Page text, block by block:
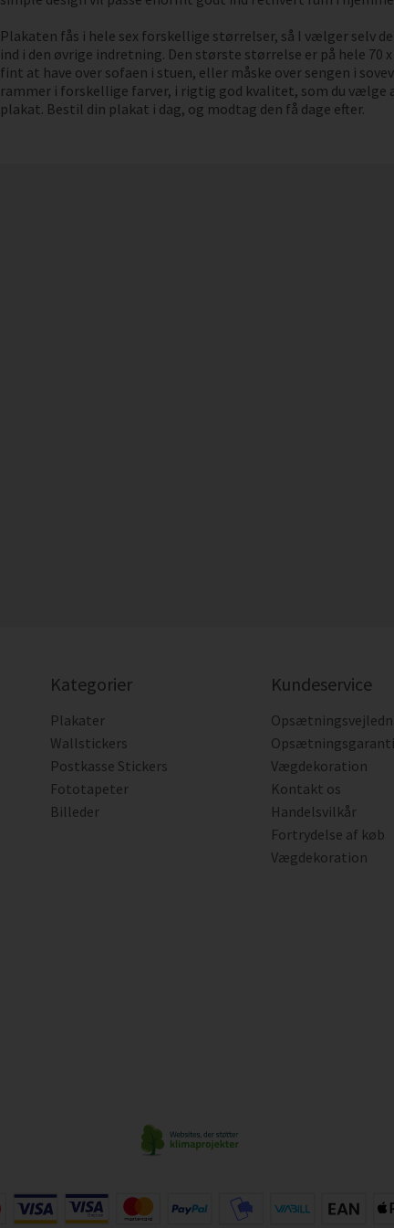
Plakaten fås i hele sex forskellige størrelser, så I vælger selv
ind i den øvrige indretning. Den største størrelse er på hele 70
fint at have over sofaen i stuen, eller måske over sengen i
rammer i forskellige farver, i rigtig god kvalitet, som du vælge
plakat. Bestil din plakat i dag, og modtag den få dage efter.
Kategorier
Plakater
Wallstickers
Postkasse Stickers
Fototapeter
Billeder
Kundeservice
Vægdekoration
Kontakt os
Handelsvilkår
Fortrydelse af køb
Vægdekoration